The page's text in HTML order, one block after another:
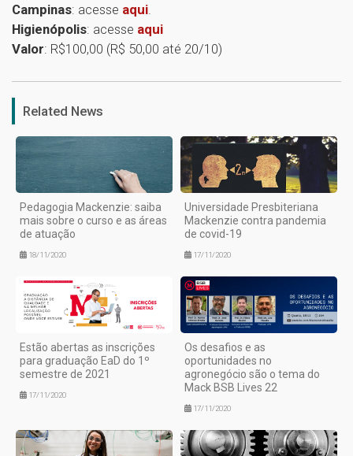
Campinas: acesse aqui
Higienópolis: acesse aqui
Valor: R$100,00 (R$ 50,00 até 20/10)
1
Related News
Pedagogia Mackenzie: saiba
mais sobre o curso e as áreas
de atuação
18/11/2020
Universidade Presbiteriana
Mackenzie contra pandemia
de covid-19
17/11/2020
Estão abertas as inscrições
para graduação EaD do 1º
semestre de 2021
17/11/2020
Os desafios e as
oportunidades no
agronegócio são o tema do
Mack BSB Lives 22
17/11/2020